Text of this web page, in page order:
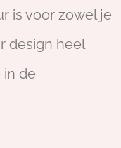
is voor zowel je
design heel
in de